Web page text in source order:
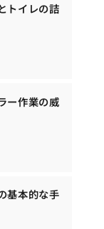
トイレの詰
ー作業の威
基本的な手